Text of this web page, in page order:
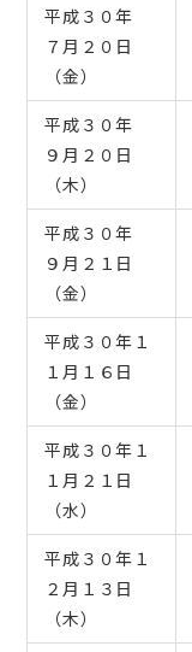
平成３０年
７月２０日
（金）
平成３０年
９月２０日
（木）
平成３０年
９月２１日
（金）
平成３０年１
１月１６日
（金）
平成３０年１
１月２１日
（水）
平成３０年１
２月１３日
（木）